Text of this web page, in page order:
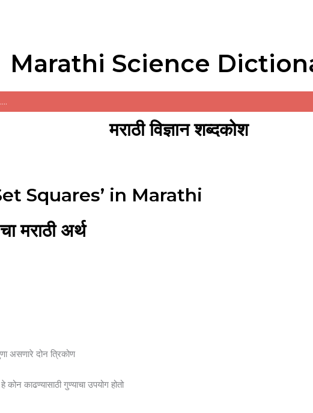
Marathi Science
मराठी विज्ञान शब्दकोश
Squares’ in Marathi
मराठी अर्थ
असणारे दोन त्रिकोण
काढण्यासाठी गुण्याचा उपयोग होतो